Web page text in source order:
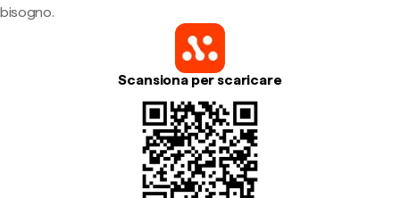
bisogno.
Scansiona per scaricare